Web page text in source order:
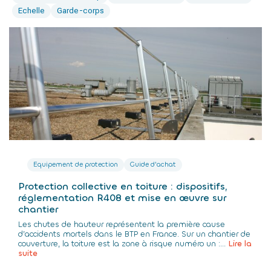
Echelle
Garde-corps
Equipement de protection Guide d'achat
Protection collective en toiture : dispositifs,
réglementation R408 et mise en œuvre sur
chantier
Les chutes de hauteur représentent la première cause
d’accidents mortels dans le BTP en France. Sur un chantier de
couverture, la toiture est la zone à risque numéro un :... Lire la
suite